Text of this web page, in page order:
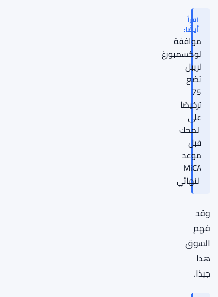
اقرأ
أيضًا:
موافقة
لوكسمبورغ
لريبل
تضع
75
ترخيصًا
على
المحك
قبل
موعد
MiCA
النهائي
وقد
فهم
السوق
هذا
جيدًا.